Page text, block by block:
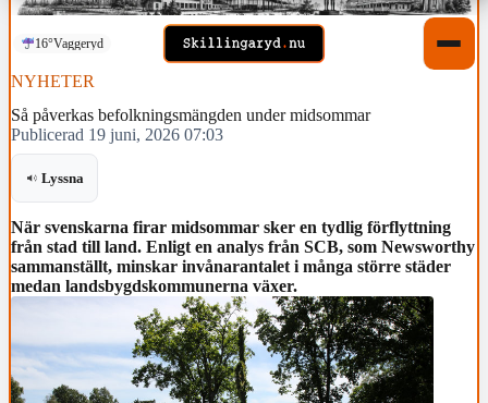
16°Vaggeryd
NYHETER
Så påverkas befolkningsmängden under midsommar
Publicerad 19 juni, 2026 07:03
Lyssna
När svenskarna firar midsommar sker en tydlig förflyttning
från stad till land. Enligt en analys från SCB, som Newsworthy
sammanställt, minskar invånarantalet i många större städer
medan landsbygdskommunerna växer.